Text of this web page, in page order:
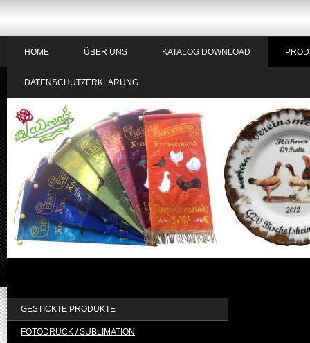
HOME ÜBER UNS KATALOG DOWNLOAD
DATENSCHUTZERKLÄRUNG
GESTICKTE PRODUKTE
FOTODRUCK / SUBLIMATION